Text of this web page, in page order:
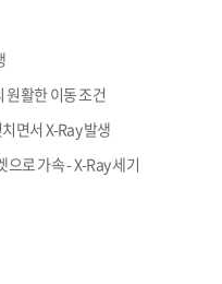
원활한 이동 조건
면서 X-Ray 발생
으로 가속 - X-Ray 세기